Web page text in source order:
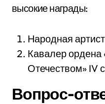
высокие награды:
Народная
Кавалер ордена
Отечеством» IV
Вопрос-